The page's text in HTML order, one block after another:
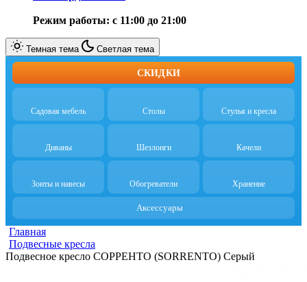
Режим работы: с 11:00 до 21:00
Темная тема Светлая тема
СКИДКИ
Садовая мебель Столы Стулья и кресла
Диваны Шезлонги Качели
Зонты и навесы Обогреватели Хранение
Аксессуары
Главная
Подвесные кресла
Подвесное кресло СОРРЕНТО (SORRENTO) Серый